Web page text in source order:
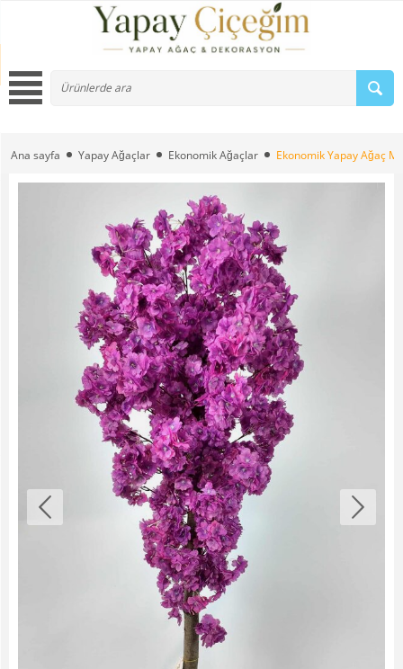
Ana sayfa Yapay Ağaçlar Ekonomik Ağaçlar Ekonomik Yapay Ağaç